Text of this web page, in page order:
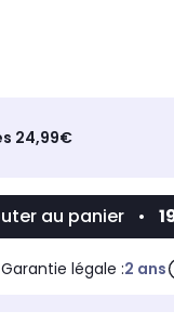
24,99€
au panier •
Garantie légale :2 ans